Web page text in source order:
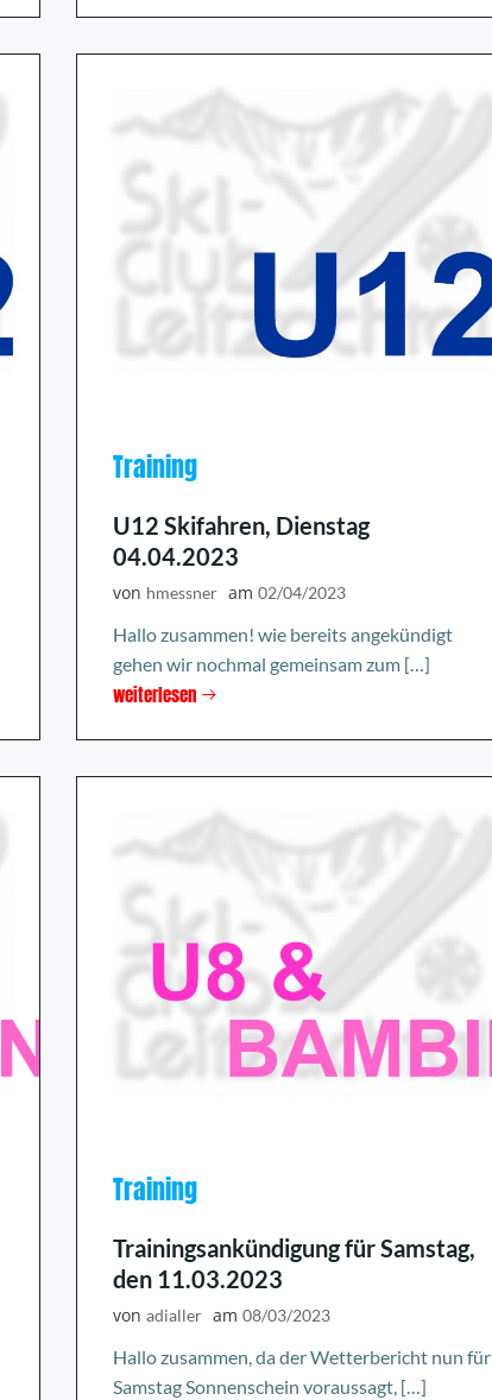
Training
U12 Skifahren, Dienstag
04.04.2023
von hmessner am 02/04/2023
Hallo zusammen! wie bereits angekündigt
gehen wir nochmal gemeinsam zum […]
weiterlesen
Training
Trainingsankündigung für Samstag,
den 11.03.2023
von adialler am 08/03/2023
Hallo zusammen, da der Wetterbericht nun für
Samstag Sonnenschein voraussagt, […]